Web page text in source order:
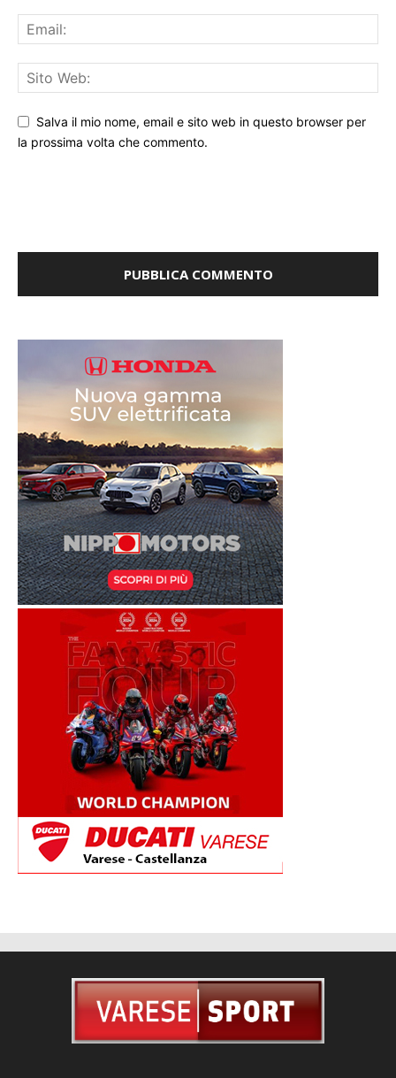
Salva il mio nome, email e sito web in questo browser per
la prossima volta che commento.